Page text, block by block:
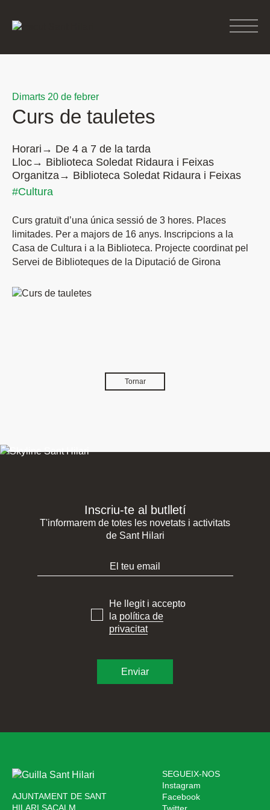
Dimarts 20 de febrer
Curs de tauletes
Horari→ De 4 a 7 de la tarda
Lloc→ Biblioteca Soledat Ridaura i Feixas
Organitza→ Biblioteca Soledat Ridaura i Feixas
#Cultura
Curs gratuït d’una única sessió de 3 hores. Places
limitades. Per a majors de 16 anys. Inscripcions a la
Casa de Cultura i a la Biblioteca. Projecte coordinat pel
Servei de Biblioteques de la Diputació de Girona
Tornar
Inscriu-te al butlletí
T'informarem de totes les novetats i activitats
de Sant Hilari
He llegit i accepto
la política de
privacitat
AJUNTAMENT DE SANT
HILARI SACALM
SEGUEIX-NOS
Instagram
Facebook